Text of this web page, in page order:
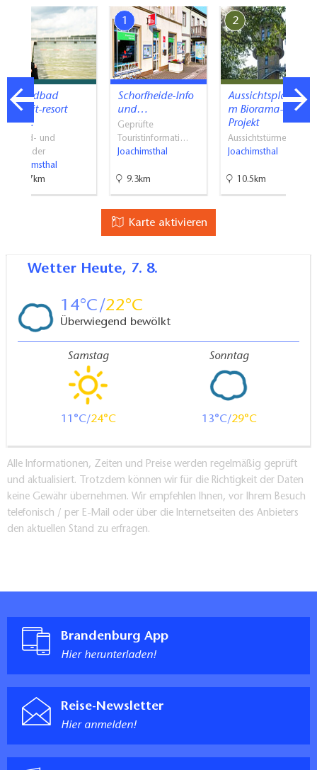
Strandbad
seezeit-resort
am…
Strand- und
Freibäder
Joachimsthal
14.7km
1
Schorfheide-Info
und…
Geprüfte
Touristinformati…
Joachimsthal
9.3km
2
Aussichtsplattfor
m Biorama-
Projekt
Aussichtstürme
Joachimsthal
10.5km
Karte aktivieren
Wetter Heute, 7. 8.
14 22
Überwiegend bewölkt
Samstag
11 24
Sonntag
13 29
Alle Informationen, Zeiten und Preise werden regelmäßig geprüft
und aktualisiert. Trotzdem können wir für die Richtigkeit der Daten
keine Gewähr übernehmen. Wir empfehlen Ihnen, vor Ihrem Besuch
telefonisch / per E-Mail oder über die Internetseiten des Anbieters
den aktuellen Stand zu erfragen.
Brandenburg App
Hier herunterladen!
Reise-Newsletter
Hier anmelden!